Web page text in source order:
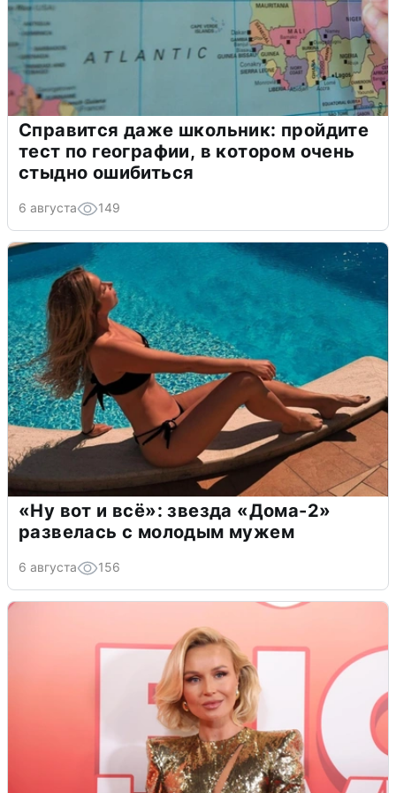
Справится даже школьник: пройдите
тест по географии, в котором очень
стыдно ошибиться
6 августа 149
«Ну вот и всё»: звезда «Дома-2»
развелась с молодым мужем
6 августа 156